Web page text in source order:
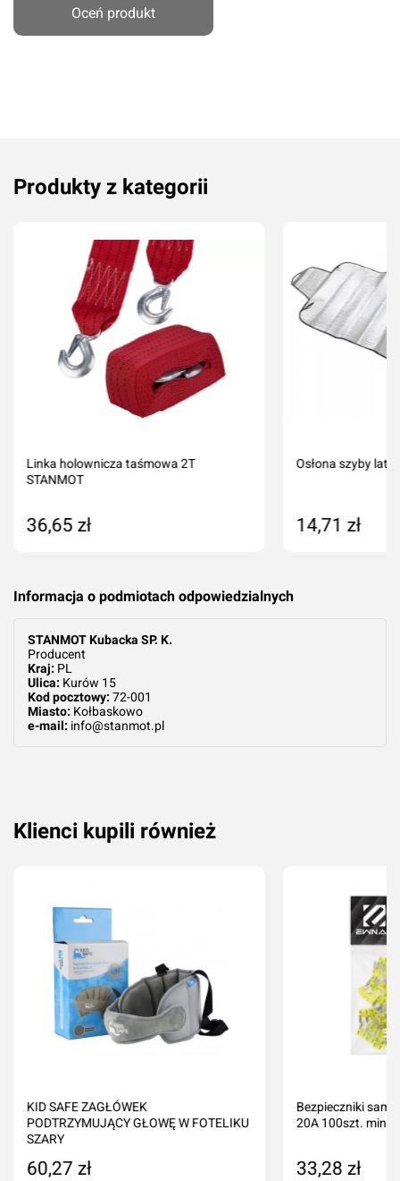
Oceń produkt
Przyznaj ocenę:
Produkty z kategorii
Linka holownicza taśmowa 2T
STANMOT
36,65 zł
Osłona szyby
14,71 zł
Informacja o podmiotach odpowiedzialnych
STANMOT Kubacka SP. K.
Producent
Kraj: PL
Ulica: Kurów 15
Kod pocztowy: 72-001
Miasto: Kołbaskowo
e-mail: info@stanmot.pl
Klienci kupili również
KID SAFE ZAGŁÓWEK
PODTRZYMUJĄCY GŁOWĘ W FOTELIKU
SZARY
60,27 zł
Bezpieczniki
20A 100szt. mini
33,28 zł